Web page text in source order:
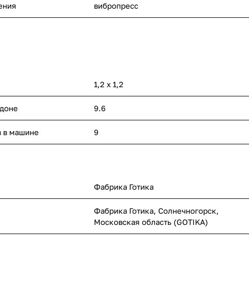
вибропресс
1,2 x 1,2
9.6
в машине 9
Фабрика Готика
Фабрика Готика, Солнечногорск,
Московская область (GOTIKA)